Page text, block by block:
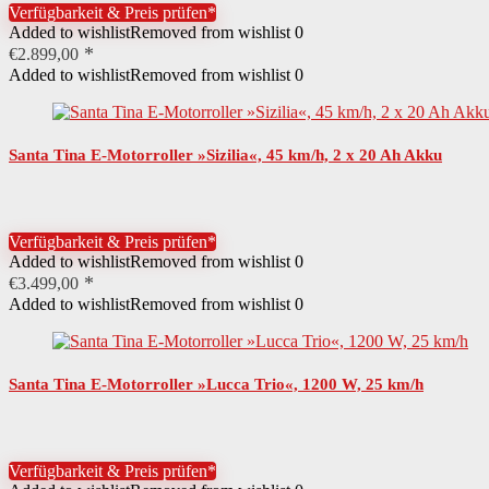
Montagehinweise Der Artikel ist fast vollständig vormontiert.
Benutzergewicht maximal 150 kg
Benötigte Fahrerlaubnis
Rechtliche Pflichten
Ausstattung
Verfügbarkeit & Preis prüfen*
Added to wishlistRemoved from wishlist 0
€2.899,00
Added to wishlistRemoved from wishlist 0
Santa Tina E-Motorroller »Sizilia«, 45 km/h, 2 x 20 Ah Akku
Verfügbarkeit & Preis prüfen*
Added to wishlistRemoved from wishlist 0
€3.499,00
Added to wishlistRemoved from wishlist 0
Santa Tina E-Motorroller »Lucca Trio«, 1200 W, 25 km/h
Verfügbarkeit & Preis prüfen*